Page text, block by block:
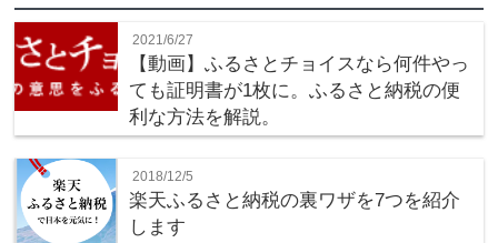
2021/6/27
【動画】ふるさとチョイスなら何件やっ
ても証明書が1枚に。ふるさと納税の便
利な方法を解説。
2018/12/5
楽天ふるさと納税の裏ワザを7つを紹介
します